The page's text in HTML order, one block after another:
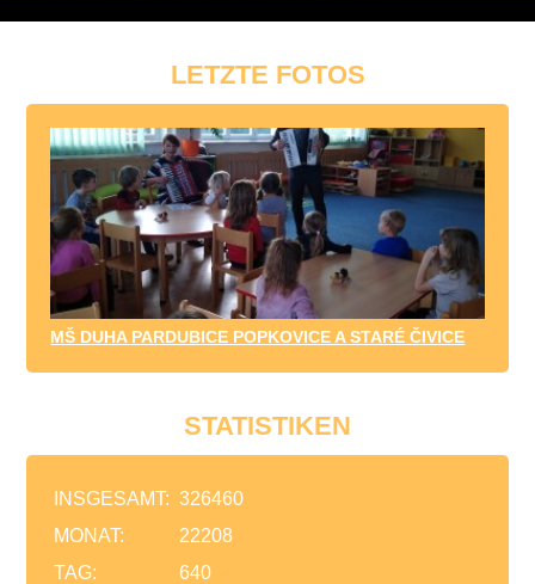
LETZTE FOTOS
MŠ DUHA PARDUBICE POPKOVICE A STARÉ ČIVICE
STATISTIKEN
INSGESAMT: 326460
MONAT:
22208
TAG:
640